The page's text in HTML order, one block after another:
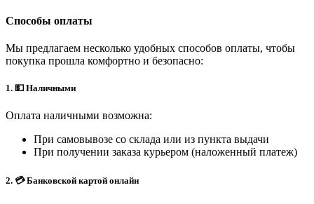
Способы оплаты
Мы предлагаем несколько удобных способов оплаты, чтобы
покупка прошла комфортно и безопасно:
1. 💵 Наличными
Оплата наличными возможна:
При самовывозе со склада или из пункта выдачи
При получении заказа курьером (наложенный платеж)
2. 💳 Банковской картой онлайн